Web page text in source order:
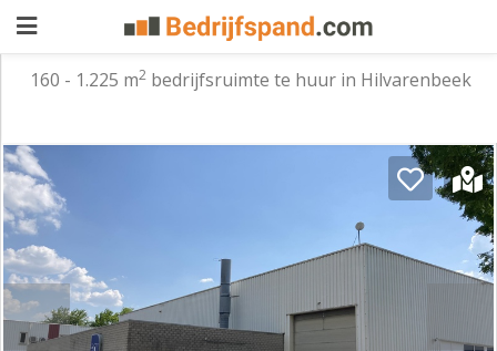
aanbieden
Pand
zoeken
Waarom
adverteren
Premium
adverteren
Blog
160 - 1.225 m2 bedrijfsruimte te huur in Hilvarenbeek